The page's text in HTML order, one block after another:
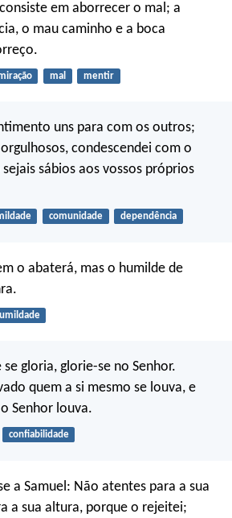
consiste em aborrecer o mal; a
o mau caminho e a boca
mal mentir
uns para com os outros;
condescendei com o
sábios aos vossos próprios
comunidade dependência
o abaterá, mas o humilde de
gloria, glorie-se no Senhor.
quem a si mesmo se louva, e
Senhor louva.
confiabilidade
a Samuel: Não atentes para a sua
a sua altura, porque o rejeitei;